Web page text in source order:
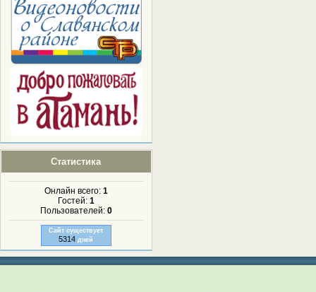
Статистика
Онлайн всего: 1
Гостей: 1
Пользователей: 0
Сайт существует
5314 дней